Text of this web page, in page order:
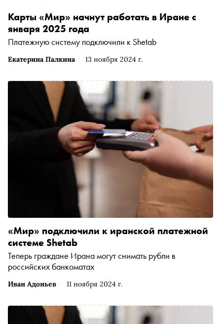
Екатерина Палкина 13 ноября 2024 г.
Карты «Мир» начнут работать в Иране с
января 2025 года
Платежную систему подключили к Shetab
Иван Адоньев 11 ноября 2024 г.
«Мир» подключили к иранской платежной
системе Shetab
Теперь граждане Ирана могут снимать рубли в
российских банкоматах